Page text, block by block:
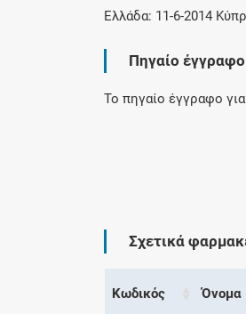
Ελλάδα: 11-6-2014
Πηγαίο έγγραφο
Το πηγαίο έγγραφο
Σχετικά
Κωδικός Όνομα